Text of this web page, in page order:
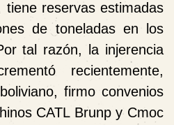
tiene reservas estimadas
de toneladas en los
tal razón, la injerencia
recientemente,
firmo convenios
CATL Brunp y Cmoc